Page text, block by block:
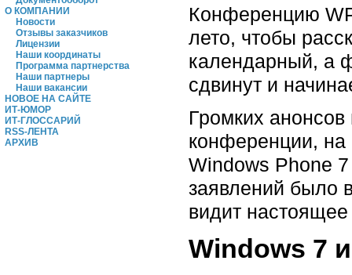
О КОМПАНИИ
Новости
Отзывы заказчиков
Лицензии
Наши координаты
Программа партнерства
Наши партнеры
Наши вакансии
НОВОЕ НА САЙТЕ
ИТ-ЮМОР
ИТ-ГЛОССАРИЙ
RSS-ЛЕНТА
АРХИВ
Конференцию
лето, чтобы
календарный, а
сдвинут и
Громких
конференции, на
Windows Phone
заявлений было
видит
Windows 7